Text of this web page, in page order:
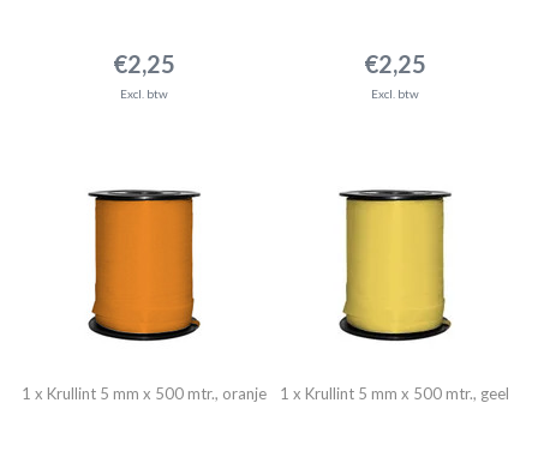
€2,25
Excl. btw
€2,25
Excl. btw
1 x Krullint 5 mm x 500 mtr., oranje 1 x Krullint 5 mm x 500 mtr., geel